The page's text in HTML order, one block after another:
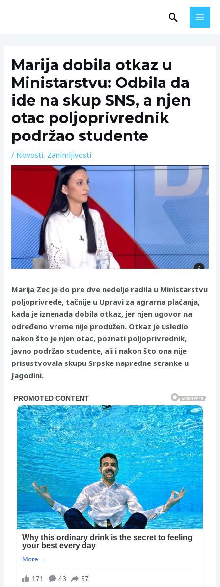
Search
Marija dobila otkaz u
Ministarstvu: Odbila da
ide na skup SNS, a njen
otac poljoprivrednik
podržao studente
/ Novosti, Zanimljivosti
Marija Zec je do pre dve nedelje radila u Ministarstvu
poljoprivrede, tačnije u Upravi za agrarna plaćanja,
kada je iznenada dobila otkaz, jer njen ugovor na
određeno vreme nije produžen. Otkaz je usledio
nakon što je njen otac, poznati poljoprivrednik,
javno podržao studente, ali i nakon što ona nije
prisustvovala skupu Srpske napredne stranke u
Jagodini.